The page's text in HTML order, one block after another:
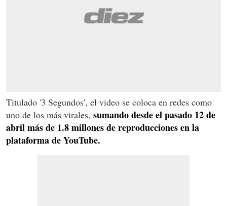
Titulado '3 Segundos', el video se coloca en redes como
uno de los más virales, sumando desde el pasado 12 de
abrilmás de 1.8 millones de reproducciones en la
plataforma de YouTube.